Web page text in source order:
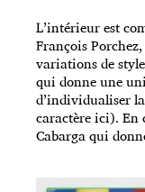
L’intérieur est
François
variations de
qui donne une
d’individualiser
caractèreici). En
Cabarga qui